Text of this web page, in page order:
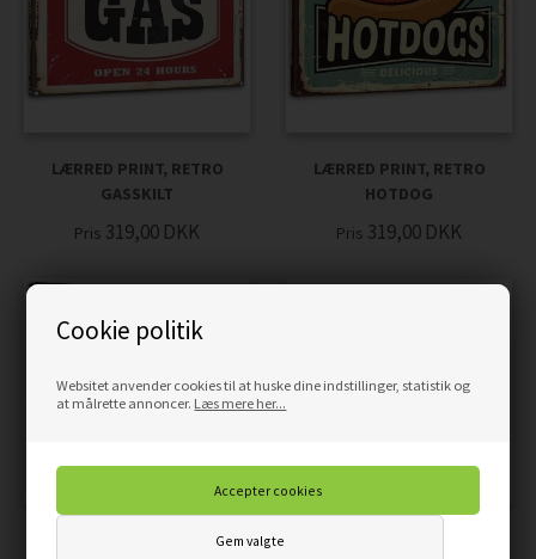
Cookie politik
Websitet anvender cookies til at huske dine indstillinger, statistik og
at målrette annoncer. Læs mere her...
LÆRRED PRINT, RETRO
GASSKILT
Pris 319,00 DKK
LÆRRED PRINT, RETRO
HOTDOG
Pris 319,00 DKK
LÆRRED PRINT, RETRO